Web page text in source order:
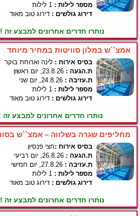
מספר לילות :
דירוג גולשים : דירוג טוב מאוד
נותרו חדרים אחרונים למבצע זה !
אמצ``ש במלון סוויטות במחיר מיוחד
בסיס אירוח : לינה וארוחת בוקר
ת.הגעה :
ת.עזיבה :
מספר לילות :
דירוג גולשים : דירוג טוב מאוד
נותרו חדרים אחרונים למבצע זה
מחליפים שגרה בשלווה – אמצ``ש
בסיס אירוח :חצי פנסיון
ת.הגעה :
ת.עזיבה :
מספר לילות :
דירוג גולשים : דירוג טוב מאוד
נותרו חדרים אחרונים למבצע זה !